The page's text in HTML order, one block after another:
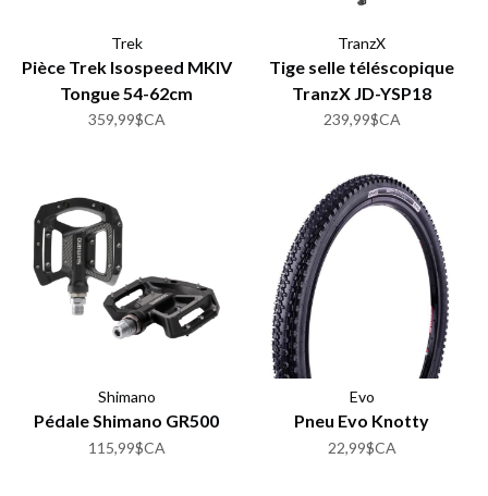
Trek
Pièce Trek Isospeed MKIV
Tongue 54-62cm
359,99$CA
TranzX
Tige selle téléscopique
TranzX JD-YSP18
239,99$CA
Shimano
Pédale Shimano GR500
115,99$CA
Evo
Pneu Evo Knotty
22,99$CA